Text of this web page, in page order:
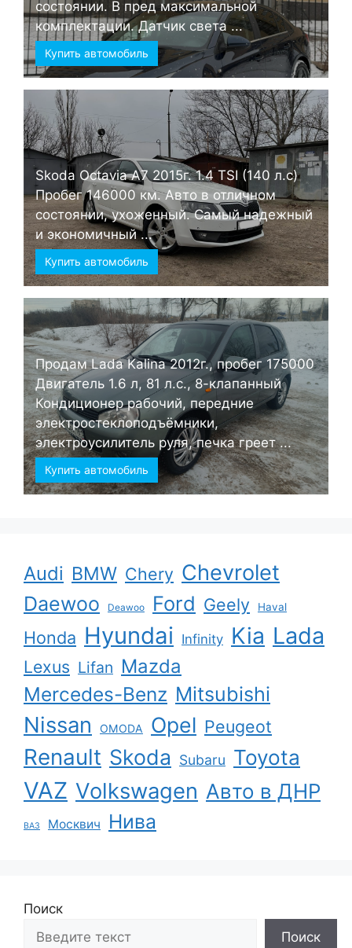
состоянии. В пред максимальной
комплектации. Датчик света ...
Купить автомобиль
Skoda Octavia А7 2015г. 1.4 TSI (140 л.с)
Пробег 146000 км. Авто в отличном
состоянии, ухоженный. Самый надежный
и экономичный ...
Купить автомобиль
Продам Lada Kalina 2012г., пробег 175000
Двигатель 1.6 л, 81 л.с., 8-клапанный
Кондиционер рабочий, передние
электростеклоподъёмники,
электроусилитель руля, печка греет ...
Купить автомобиль
Audi BMW Chery Chevrolet
Daewoo Deawoo Ford Geely Haval
Honda Hyundai Infinity Kia Lada
Lexus Lifan Mazda
Mercedes-Benz Mitsubishi
Nissan OMODA Opel Peugeot
Renault Skoda Subaru Toyota
VAZ Volkswagen Авто в ДНР
ВАЗ Москвич Нива
Поиск
Поиск